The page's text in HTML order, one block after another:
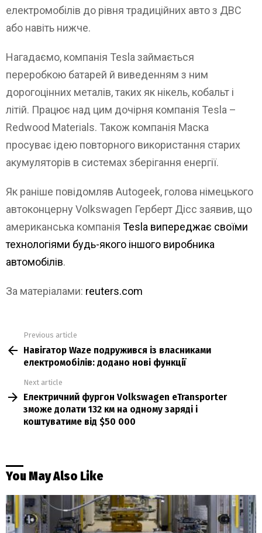
електромобілів до рівня традиційних авто з ДВС
або навіть нижче.
Нагадаємо, компанія Tesla займається
переробкою батарей й виведенням з ним
дорогоцінних металів, таких як нікель, кобальт і
літій. Працює над цим дочірня компанія Tesla –
Redwood Materials. Також компанія Маска
просуває ідею повторного використання старих
акумуляторів в системах зберігання енергії.
Як раніше повідомляв Autogeek, голова німецького
автоконцерну Volkswagen Герберт Дісс заявив, що
американська компанія Tesla випереджає своїми
технологіями будь-якого іншого виробника
автомобілів.
За матеріалами: reuters.com
more
Previous article
Навігатор Waze подружився із власниками
електромобілів: додано нові функції
Next article
Електричний фургон Volkswagen eTransporter
зможе долати 132 км на одному заряді і
коштуватиме від $50 000
You May Also Like